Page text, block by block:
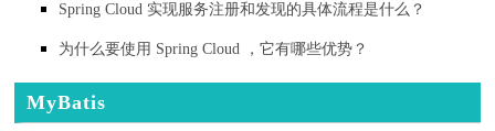
Spring Cloud 实现服务注册和发现的具体流程是什么？
为什么要使用 Spring Cloud ，它有哪些优势？
MyBatis